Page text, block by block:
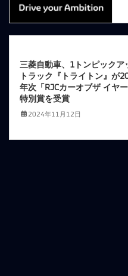
三菱自動車、1トンピックア
トラック『トライトン』が
年次「RJCカーオブザ イヤー
特別賞を受賞
2024年11月12日